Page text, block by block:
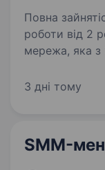
Повна
роботи від 2 років. MVK —
мережа, яка з
в Україні та
3 дні тому
SMM-